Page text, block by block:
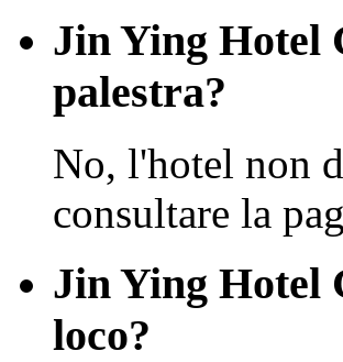
Jin Ying Hotel
palestra?
No, l'hotel non
consultare la
Jin Ying Hotel
loco?